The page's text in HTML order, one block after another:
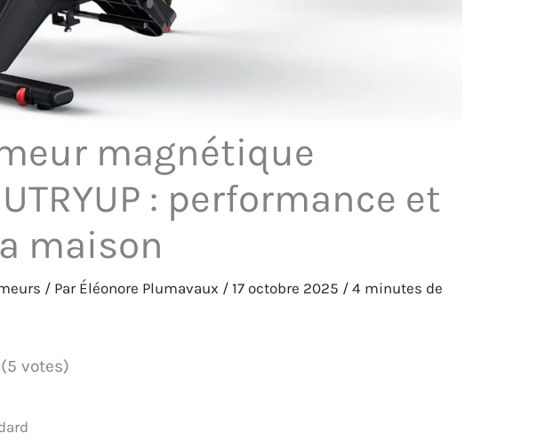
magnétique
: performance et
maison
/ Par Éléonore Plumavaux /17 octobre 2025 /4 minutes de
votes)